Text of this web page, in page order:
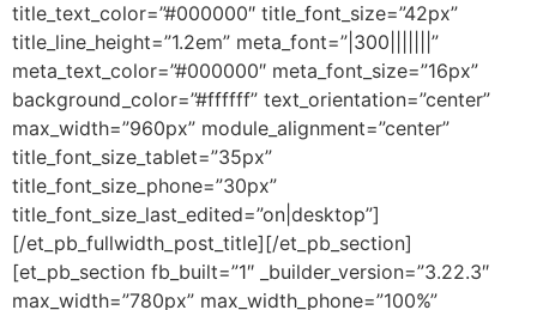
title_text_color=”#000000″ title_font_size=”42px”
title_line_height=”1.2em” meta_font=”|300|||||||”
meta_text_color=”#000000″ meta_font_size=”16px”
background_color=”#ffffff” text_orientation=”center”
max_width=”960px” module_alignment=”center”
title_font_size_tablet=”35px”
title_font_size_phone=”30px”
title_font_size_last_edited=”on|desktop”]
[/et_pb_fullwidth_post_title][/et_pb_section]
[et_pb_section fb_built=”1″ _builder_version=”3.22.3″
max_width=”780px” max_width_phone=”100%”